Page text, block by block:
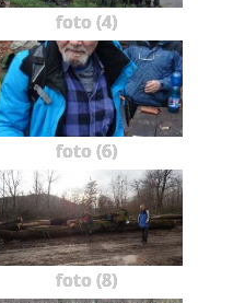
foto (4)
foto (6)
foto (8)